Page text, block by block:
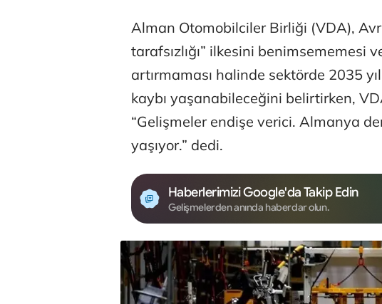
Alman Otomobilciler Birliği (VDA),
tarafsızlığı” ilkesini benimsememesi
artırmaması halinde sektörde 2035
kaybı yaşanabileceğini belirtirken,
“Gelişmeler endişe verici. Almanya
yaşıyor.” dedi.
Haberlerimizi Google'da Takip Edin
Gelişmelerden anında haberdar olun.